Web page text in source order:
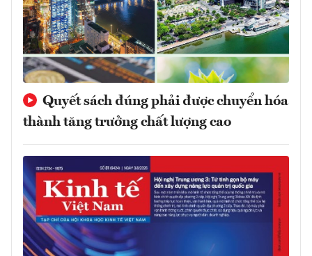
Quyết sách đúng phải được chuyển hóa
thành tăng trưởng chất lượng cao